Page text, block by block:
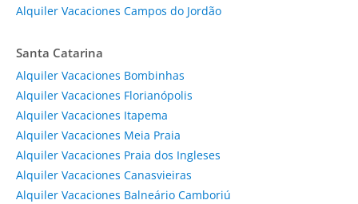
Alquiler Vacaciones Campos do Jordão
Santa Catarina
Alquiler Vacaciones Bombinhas
Alquiler Vacaciones Florianópolis
Alquiler Vacaciones Itapema
Alquiler Vacaciones Meia Praia
Alquiler Vacaciones Praia dos Ingleses
Alquiler Vacaciones Canasvieiras
Alquiler Vacaciones Balneário Camboriú